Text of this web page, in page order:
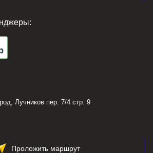
Лучников пер. 7/4 стр. 9
Проложить маршрут